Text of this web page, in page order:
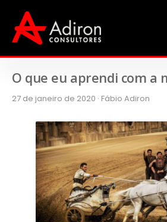
Livros de Fábio
Blog
Contato
O que eu aprendi com a
27 de janeiro de 2020 · Fábio Adiron